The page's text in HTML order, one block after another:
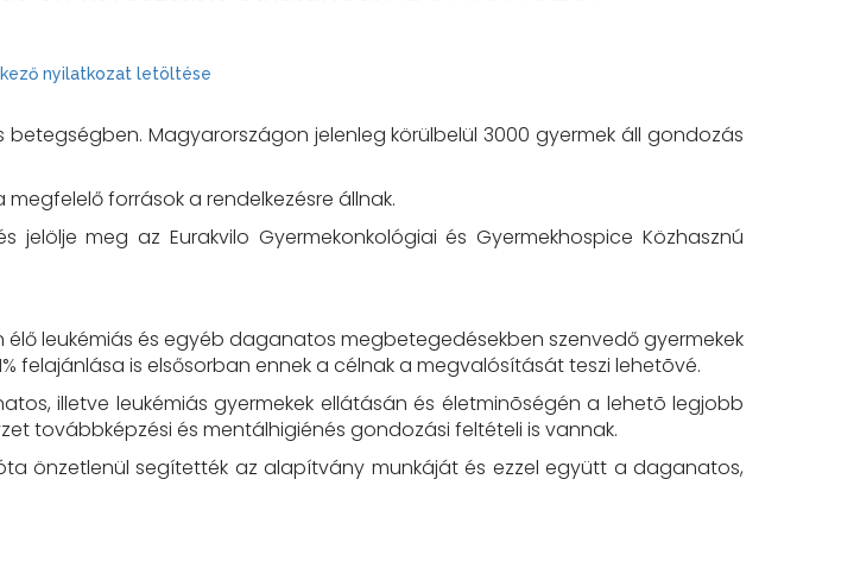
nyilatkozat letöltése
Magyarországon jelenleg körülbelül 3000 gyermek áll gondozás
források a rendelkezésre állnak.
jelölje meg az Eurakvilo Gyermekonkológiai és Gyermekhospice Közhasznú
leukémiás és egyéb daganatos megbetegedésekben szenvedő gyermekek
felajánlása is elsősorban ennek a célnak a megvalósítását teszi lehetõvé.
illetve leukémiás gyermekek ellátásán és életminõségén a lehetõ legjobb
továbbképzési és mentálhigiénés gondozási feltételi is vannak.
önzetlenül segítették az alapítvány munkáját és ezzel együtt a daganatos,